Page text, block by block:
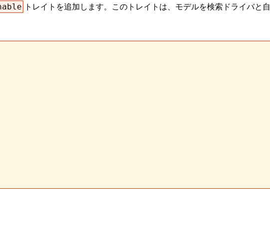
トレイトを追加します。このトレイトは、モデルを検索ドライバと